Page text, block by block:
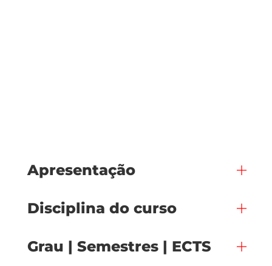
Apresentação
Disciplina do curso
Grau | Semestres | ECTS